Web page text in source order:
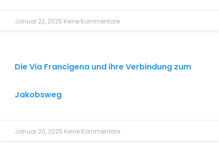
Januar 22, 2025 Keine Kommentare
Die Via Francigena und ihre Verbindung zum
Jakobsweg
Januar 20, 2025 Keine Kommentare